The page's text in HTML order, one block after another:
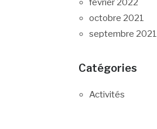
février 2022
octobre 2021
septembre 2021
Catégories
Activités